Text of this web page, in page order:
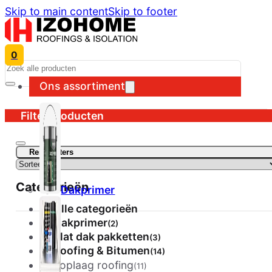
Skip to main contentSkip to footer
0
Ons assortiment
Dakprimer
Search
Filter producten
Reset filters
Categorieën
Alle categorieën
Dakprimer(2)
Plat dak pakketten(3)
Roofing & Bitumen(14)
Toplaag roofing(11)